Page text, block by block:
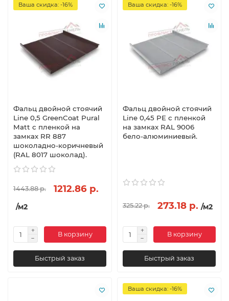
Ваша скидка: -16%
Фальц двойной стоячий
Line 0,5 GreenCoat Pural
Matt с пленкой на
замках RR 887
шоколадно-коричневый
(RAL 8017 шоколад).
1443.88 р. 1212.86 р.
/м2
В корзину
Быстрый заказ
Ваша скидка: -16%
Фальц двойной стоячий
Line 0,45 PE с пленкой
на замках RAL 9006
бело-алюминиевый.
325.22 р. 273.18 р. /м2
В корзину
Быстрый заказ
Ваша скидка: -16%